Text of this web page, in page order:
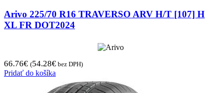
Arivo 225/70 R16 TRAVERSO ARV H/T [107] H
XL FR DOT2024
66.76€ (54.28€ bez DPH)
Pridať do košíka